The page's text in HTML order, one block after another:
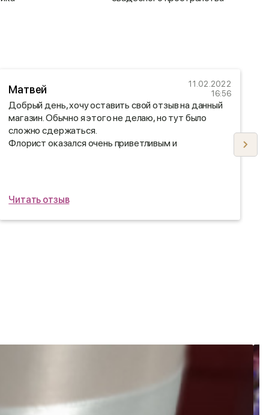
Матвей
11.02.2022
16:56
Добрый день, хочу оставить свой отзыв на данный
магазин. Обычно я этого не делаю, но тут было
сложно сдержаться.
Флорист оказался очень приветливым и
Читать отзыв